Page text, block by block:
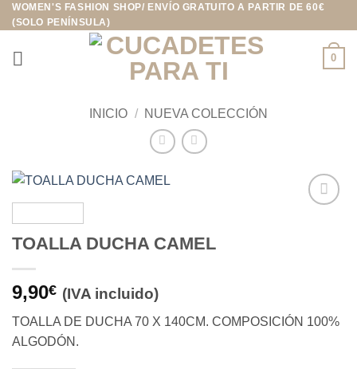
Saltar
al
contenido
WOMEN'S FASHION SHOP/ ENVÍO GRATUITO A PARTIR DE 60€
(SOLO PENÍNSULA)
0
INICIO / NUEVA COLECCIÓN
TOALLA DUCHA CAMEL
9,90€ (IVA incluido)
TOALLA DE DUCHA 70 X 140CM. COMPOSICIÓN 100%
ALGODÓN.